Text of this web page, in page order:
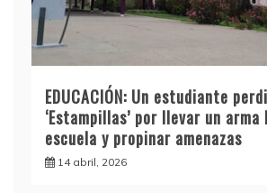
EDUCACIÓN: Un estudiante
‘Estampillas’ por llevar un
escuela y propinar amenazas
14 abril, 2026